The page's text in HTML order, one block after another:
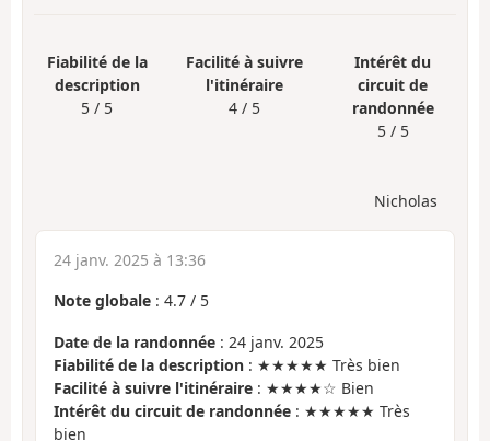
Fiabilité de la
description
5 / 5
Facilité à suivre
l'itinéraire
4 / 5
Intérêt du
circuit de
randonnée
5 / 5
Nicholas
24 janv. 2025 à 13:36
Note globale : 4.7 / 5
Date de la randonnée : 24 janv. 2025
Fiabilité de la description : ★★★★★ Très bien
Facilité à suivre l'itinéraire : ★★★★☆ Bien
Intérêt du circuit de randonnée : ★★★★★ Très
bien